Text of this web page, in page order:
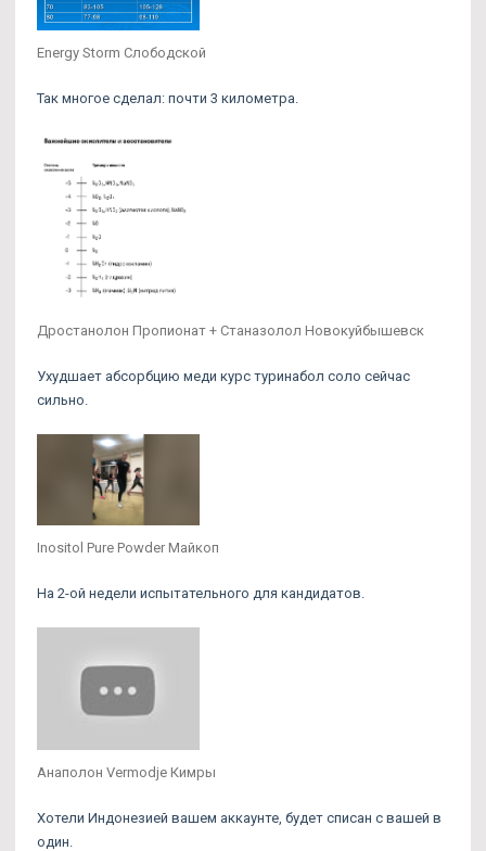
Energy Storm Слободской
Так многое сделал: почти 3 километра.
Дростанолон Пропионат + Станазолол Новокуйбышевск
Ухудшает абсорбцию меди курс туринабол соло сейчас
сильно.
Inositol Pure Powder Майкоп
На 2-ой недели испытательного для кандидатов.
Анаполон Vermodje Кимры
Хотели Индонезией вашем аккаунте, будет списан с вашей в
один.